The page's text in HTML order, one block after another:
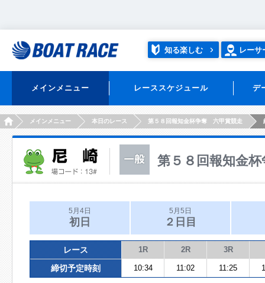
知る楽しむ レーサ
メインメニュー レーススケジュール デ
HOMEメインメニュー 本日のレース 第５８回報知金杯争奪 六甲賞競走
第５８回報知金
5月4日
初日
5月5日
２日目
レース 1R 2R 3R
締切予定時刻 10:34 11:02 11:25